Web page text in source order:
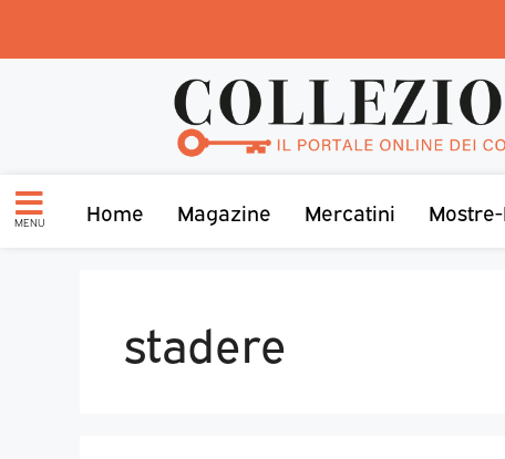
MENU Home Magazine Mercatini
stadere